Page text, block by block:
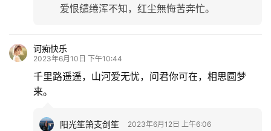
爱恨缱绻浑不知，红尘無悔苦奔忙。
诃痴快乐
2023年6月10日 下午10:44
千里路遥遥，山河爱无忧，问君你可在，相思圆梦
来。
阳光笙箫支剑笙 2023年6月12日 上午6:06